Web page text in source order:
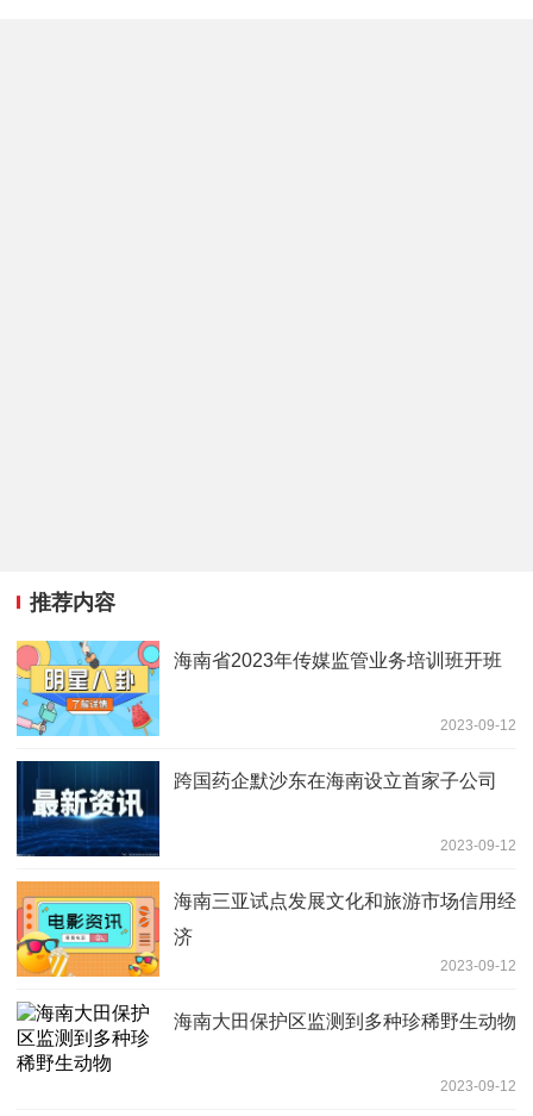
推荐内容
海南省2023年传媒监管业务培训班开班
2023-09-12
跨国药企默沙东在海南设立首家子公司
2023-09-12
海南三亚试点发展文化和旅游市场信用经
济
2023-09-12
海南大田保护区监测到多种珍稀野生动物
2023-09-12